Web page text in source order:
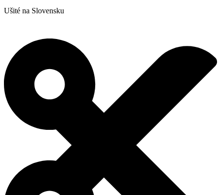
Ušité na Slovensku